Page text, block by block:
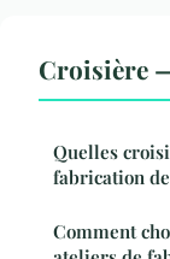
Croisière
Quelles
fabrication
Comment